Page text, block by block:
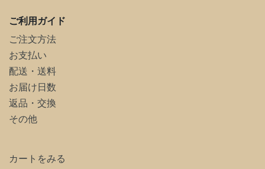
ご利用ガイド
ご注文方法
お支払い
配送・送料
お届け日数
返品・交換
その他
カートをみる